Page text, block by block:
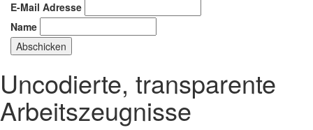
E-Mail Adresse
Name
Uncodierte, transparente
Arbeitszeugnisse